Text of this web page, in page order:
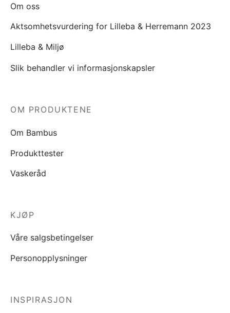
Om oss
Aktsomhetsvurdering for Lilleba & Herremann 2023
Lilleba & Miljø
Slik behandler vi informasjonskapsler
OM PRODUKTENE
Om Bambus
Produkttester
Vaskeråd
KJØP
Våre salgsbetingelser
Personopplysninger
INSPIRASJON